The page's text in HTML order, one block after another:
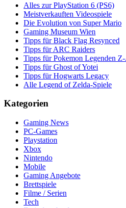
Alles zur PlayStation 6 (PS6)
Meistverkauften Videospiele
Die Evolution von Super Mario
Gaming Museum Wien
Tipps für Black Flag Resynced
Tipps für ARC Raiders
Tipps für Pokemon Legenden
Tipps für Ghost of Yotei
Tipps für Hogwarts Legacy
Alle Legend of Zelda-Spiele
Kategorien
Gaming News
PC-Games
Playstation
Xbox
Nintendo
Mobile
Gaming Angebote
Brettspiele
Filme / Serien
Tech